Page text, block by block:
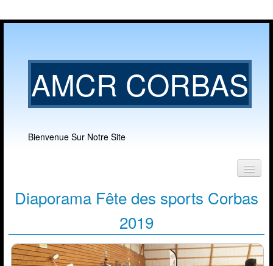
AMCR CORBAS
Bienvenue Sur Notre Site
Accueil
Nos activités▼
Diaporama Fête des sports Corbas
2019